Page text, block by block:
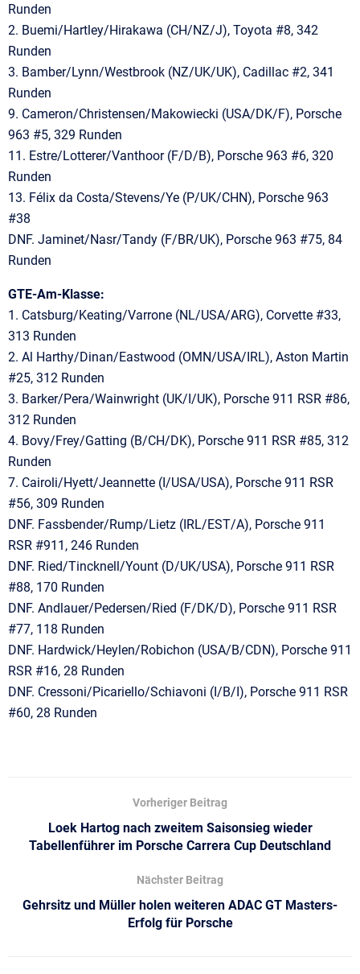
Runden
2. Buemi/Hartley/Hirakawa (CH/NZ/J), Toyota #8, 342
Runden
3. Bamber/Lynn/Westbrook (NZ/UK/UK), Cadillac #2, 341
Runden
9. Cameron/Christensen/Makowiecki (USA/DK/F), Porsche
963 #5, 329 Runden
11. Estre/Lotterer/Vanthoor (F/D/B), Porsche 963 #6, 320
Runden
13. Félix da Costa/Stevens/Ye (P/UK/CHN), Porsche 963
#38
DNF. Jaminet/Nasr/Tandy (F/BR/UK), Porsche 963 #75, 84
Runden
GTE-Am-Klasse:
1. Catsburg/Keating/Varrone (NL/USA/ARG), Corvette #33,
313 Runden
2. Al Harthy/Dinan/Eastwood (OMN/USA/IRL), Aston Martin
#25, 312 Runden
3. Barker/Pera/Wainwright (UK/I/UK), Porsche 911 RSR #86,
312 Runden
4. Bovy/Frey/Gatting (B/CH/DK), Porsche 911 RSR #85, 312
Runden
7. Cairoli/Hyett/Jeannette (I/USA/USA), Porsche 911 RSR
#56, 309 Runden
DNF. Fassbender/Rump/Lietz (IRL/EST/A), Porsche 911
RSR #911, 246 Runden
DNF. Ried/Tincknell/Yount (D/UK/USA), Porsche 911 RSR
#88, 170 Runden
DNF. Andlauer/Pedersen/Ried (F/DK/D), Porsche 911 RSR
#77, 118 Runden
DNF. Hardwick/Heylen/Robichon (USA/B/CDN), Porsche 911
RSR #16, 28 Runden
DNF. Cressoni/Picariello/Schiavoni (I/B/I), Porsche 911 RSR
#60, 28 Runden
Vorheriger Beitrag
Loek Hartog nach zweitem Saisonsieg wieder
Tabellenführer im Porsche Carrera Cup Deutschland
Nächster Beitrag
Gehrsitz und Müller holen weiteren ADAC GT Masters-
Erfolg für Porsche